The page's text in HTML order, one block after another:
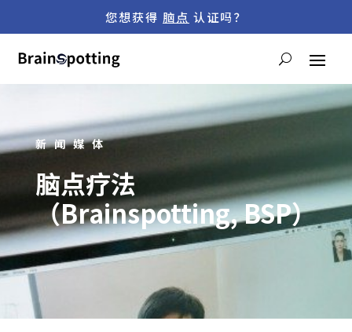
您想获得 脑点 认证吗？
新闻媒体
脑点疗法
（Brainspotting, BSP）